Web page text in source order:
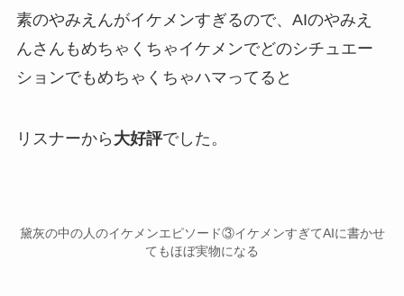
素のやみえんがイケメンすぎるので、 AIのやみえ
んさんもめちゃくちゃイケメンでどのシチュエー
ションでもめちゃくちゃハマってると
リスナーから 大好評でした。
黛灰の中の人のイケメンエピソード③イケメンすぎてAIに書かせ
てもほぼ実物になる